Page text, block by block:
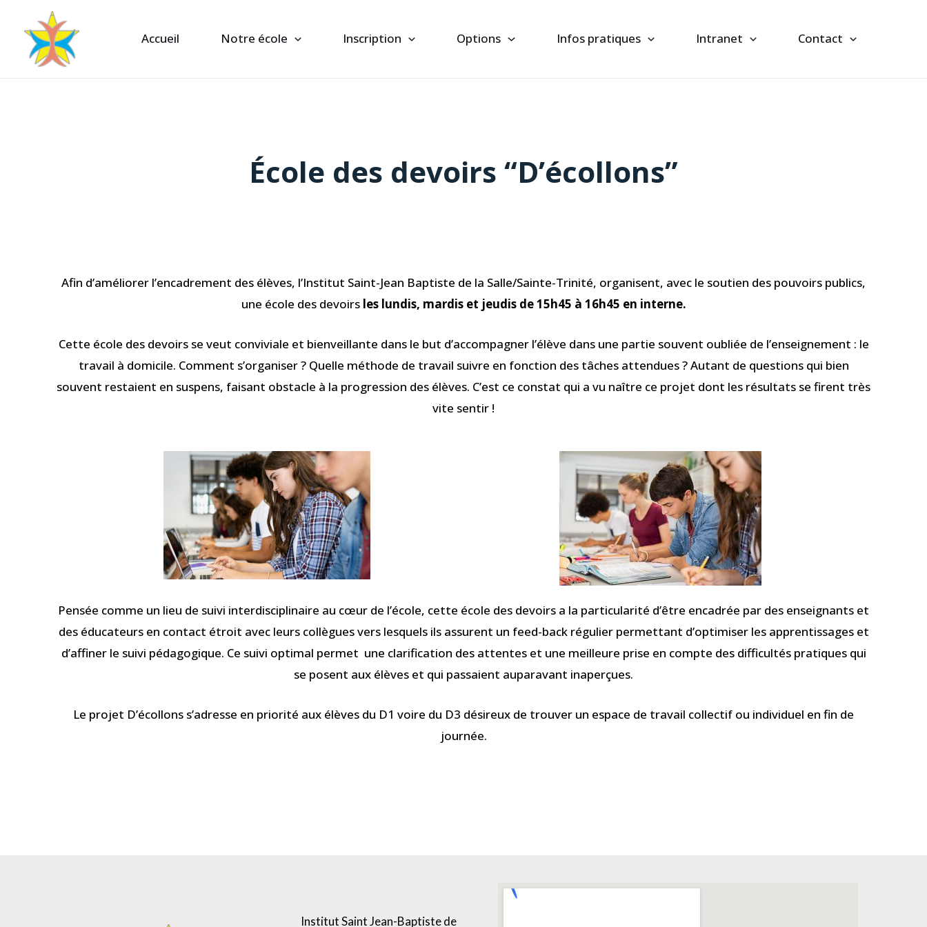
Accueil Notre école Inscription Options Infos pratiques Intranet Contact
École des devoirs “D’écollons”
Afin d’améliorer l’encadrement des élèves, l’Institut Saint-Jean Baptiste de la Salle/Sainte-Trinité, organisent, avec le soutien des pouvoirs publics,
une école des devoirs les lundis, mardis et jeudis de 15h45 à 16h45 en interne.
Cette école des devoirs se veut conviviale et bienveillante dans le but d’accompagner l’élève dans une partie souvent oubliée de l’enseignement : le
travail à domicile. Comment s’organiser ? Quelle méthode de travail suivre en fonction des tâches attendues ? Autant de questions qui bien
souvent restaient en suspens, faisant obstacle à la progression des élèves. C’est ce constat qui a vu naître ce projet dont les résultats se firent très
vite sentir !
Pensée comme un lieu de suivi interdisciplinaire au cœur de l’école, cette école des devoirs a la particularité d’être encadrée par des enseignants et
des éducateurs en contact étroit avec leurs collègues vers lesquels ils assurent un feed-back régulier permettant d’optimiser les apprentissages et
d’affiner le suivi pédagogique. Ce suivi optimal permet une clarification des attentes et une meilleure prise en compte des difficultés pratiques qui
se posent aux élèves et qui passaient auparavant inaperçues.
Le projet D’écollons s’adresse en priorité aux élèves du D1 voire du D3 désireux de trouver un espace de travail collectif ou individuel en fin de
journée.
Institut Saint Jean-Baptiste de